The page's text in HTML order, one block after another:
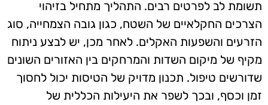
תשומת לב לפרטים רבים. התהליך מתחיל בזיהוי
הצרכים החקלאיים של השטח, כגון גובה הצמחייה, סוג
הזרעים והשפעות האקלים. לאחר מכן, יש לבצע ניתוח
מקיף של מיקום השדות והמרחקים בין האזורים השונים
שדורשים טיפול. תכנון מדויק של הטיסות יכול לחסוך
זמן וכסף, ובכך לשפר את היעילות הכללית של